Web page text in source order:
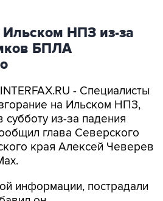
Ильском НПЗ из-за
БПЛА
- Специалисты
на Ильском НПЗ,
из-за падения
глава Северского
края Алексей Чеверев
информации, пострадали